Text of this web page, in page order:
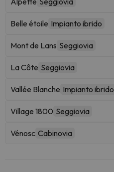
Belle étoile Impianto ibrido
Mont de Lans Seggiovia
La Côte Seggiovia
Vallée Blanche Impianto ibrido
Village 1800 Seggiovia
Vénosc Cabinovia